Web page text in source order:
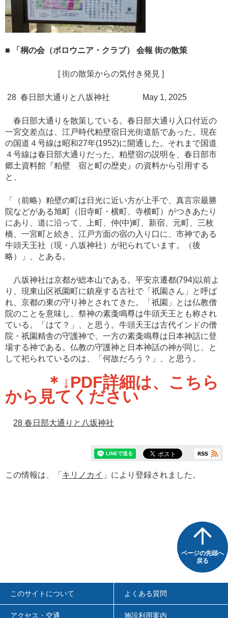
■ 「桐の会（ポロウニア・クラブ） 会報 街の散策
[ 街の散策からの気付き発見 ]
28 春日部大通りと八坂神社 May 1, 2025
春日部大通りを散策している。春日部大通り入口付近の
一宮交差点は、江戸時代粕壁宿日光街道筋であった。現在
の国道４号線は昭和27年(1952)に開通した。それまで国道
４号線は春日部大通りだった。粕壁宿の説明を、春日部市
郷土資料館『粕壁 宿と町の歴史』の資料から引用する
と、
「（前略）粕壁の町は日光に近い方が上手で、真言宗最勝
院などがある旭町（旧寺町・横町、寺横町）がつきあたり
にあり、道に沿って、上町、仲(中)町、新宿、元町、三枚
橋、一宮町と続き、江戸方面の宿の入り口に、市神である
牛頭天王社（現・八坂神社）が祀られています。（後
略）」、とある。
八坂神社は京都が総本山である。平安京遷都(794)以前よ
り、現東山区祇園町に鎮座する古社で「祇園さん」と呼ば
れ、京都の東の守り神とされてきた。「祇園」とは仏教僧
院のことを意味し、祭神の素戔鳴尊は牛頭天王とも称され
ている。「はて？」、と思う。牛頭天王は古代インドの僧
院・祇園精舎の守護神で、一方の素戔鳴尊は日本神話に登
場する神である。仏教の守護神と日本神話の神が同じ、と
して祀られているのは、「何故だろう？」、と思う。
＊↓PDF詳細は、こちら
から見てください
28 春日部大通りと八坂神社
この情報は、「 キリノカイ 」により登録されました。
ページの先頭へ
戻る
このサイトについて よくある質問
アクセス・交通 施設利用案内